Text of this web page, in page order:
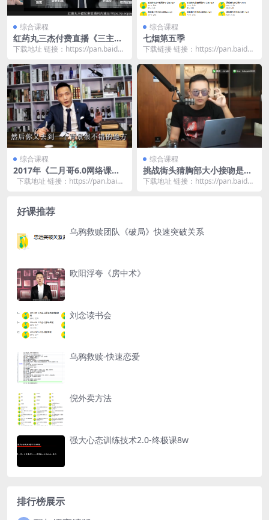
综合课程
红药丸三杰付费直播《三主
题》
下载地址 链接：https://pan.baidu.
综合课程
七烟第五季
下载链接 链接：https://pan.baidu.
综合课程
2017年《二月哥6.0网络课
程》
下载地址 链接：https://pan.baid
综合课程
挑战街头猜胸部大小接吻是怎
么拍的
下载地址 链接：https://pan.baidu.
好课推荐
乌鸦救赎团队《破局》快速突破关系
欧阳浮夸《房中术》
刘念读书会
乌鸦救赎-快速恋爱
倪外卖方法
强大心态训练技术2.0-终极课8w
排行榜展示